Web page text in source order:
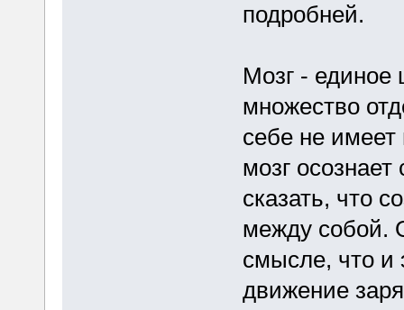
подробней.
Мозг - единое
множество
себе не имеет
мозг
сказать, что
между собой.
смысле, что и
движение